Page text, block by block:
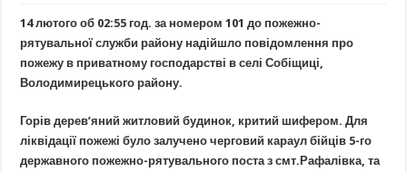
14 лютого об 02:55 год. за номером 101 до пожежно-
рятувальної служби району надійшло повідомлення про
пожежу в приватному господарстві в селі Собіщиці,
Володимирецького району.
Горів дерев’яний житловий будинок, критий шифером. Для
ліквідації пожежі було залучено черговий караул бійців 5-го
державного пожежно-рятувального поста з смт.Рафалівка, та